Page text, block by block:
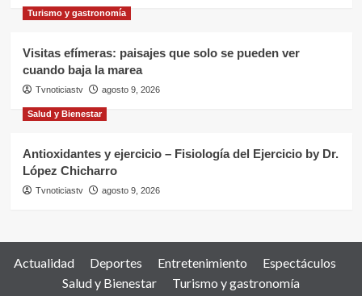
Turismo y gastronomía
Visitas efímeras: paisajes que solo se pueden ver
cuando baja la marea
Tvnoticiastv agosto 9, 2026
Salud y Bienestar
Antioxidantes y ejercicio – Fisiología del Ejercicio by Dr.
López Chicharro
Tvnoticiastv agosto 9, 2026
Actualidad Deportes Entretenimiento
Espectáculos
Salud y Bienestar
Turismo y gastronomía